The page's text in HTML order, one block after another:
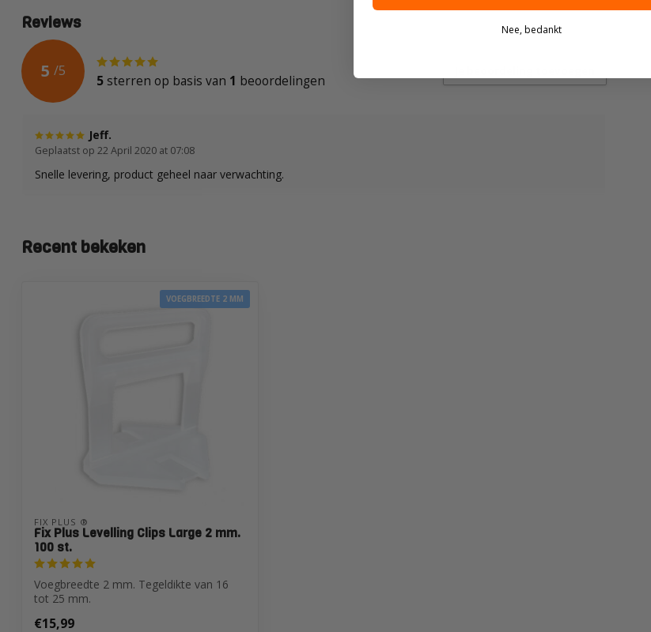
Reviews
5 /5
5 sterren op basis van 1 beoordelingen
Jeff.
Geplaatst op 22 April 2020 at 07:08
Snelle levering, product geheel naar verwachting.
Recent bekeken
VOEGBREEDTE 2 MM
FIX PLUS ®
Fix Plus Levelling Clips Large 2 mm.
100 st.
Voegbreedte 2 mm. Tegeldikte van 16
tot 25 mm.
€15,99
Nee, bedankt